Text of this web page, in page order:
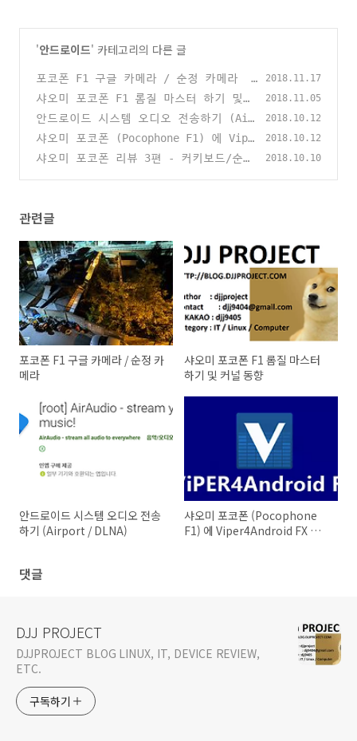
'안드로이드' 카테고리의 다른 글
포코폰 F1 구글 카메라 / 순정 카메라
(2)
2018.11.17
샤오미 포코폰 F1 롬질 마스터 하기 및
커널 동향
(0)
2018.11.05
안드로이드 시스템 오디오 전송하기 (Air
port / DLNA)
(1)
2018.10.12
샤오미 포코폰 (Pocophone F1) 에 Vipe
r4Android FX 설치하기
(2)
2018.10.12
샤오미 포코폰 리뷰 3편 - 커키보드/순정
2018.10.10
관련글
포코폰 F1 구글 카메라 / 순정 카
메라
샤오미 포코폰 F1 롬질 마스터
하기 및 커널 동향
안드로이드 시스템 오디오 전송
하기 (Airport / DLNA)
샤오미 포코폰 (Pocophone
F1) 에 Viper4Android FX 설
댓글
DJJ PROJECT
DJJPROJECT BLOG LINUX, IT, DEVICE REVIEW,
ETC.
구독하기